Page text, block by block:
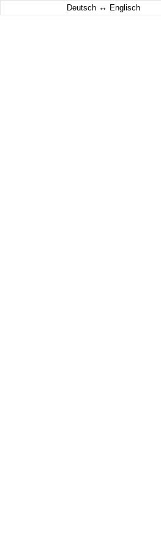
Deutsch ↔ Englisch